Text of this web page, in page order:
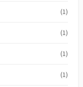
(1)
(1)
(1)
(1)